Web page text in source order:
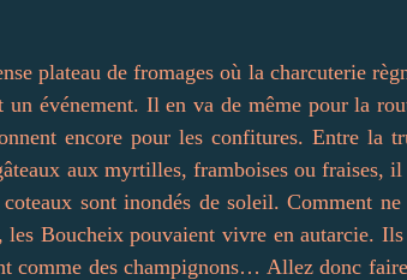
plateau de fromages où la charcuterie
un événement. Il en va de même pour la
encore pour les confitures. Entre la
aux myrtilles, framboises ou fraises,
sont inondés de soleil. Comment
les Boucheix pouvaient vivre en autarcie.
comme des champignons… Allez donc